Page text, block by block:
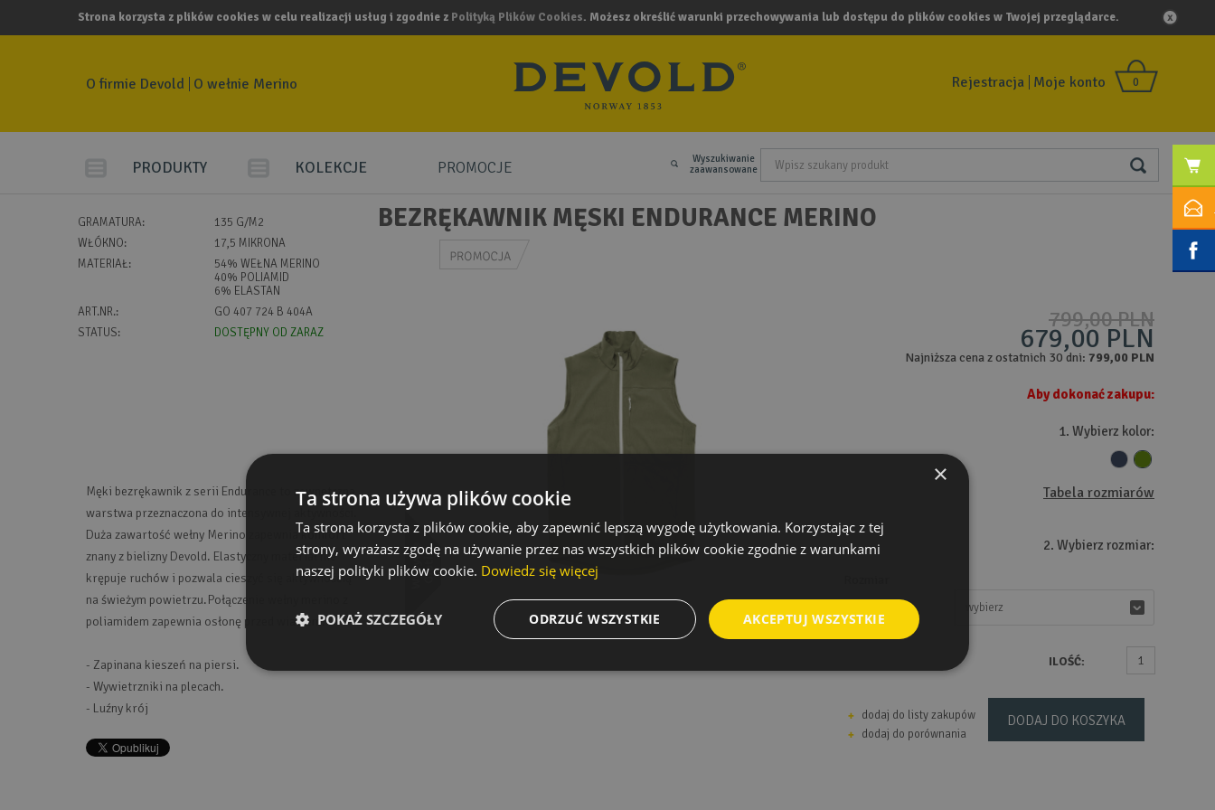
Strona korzysta z plików cookies w celu realizacji usług i zgodnie z Polityką Plików Cookies. Możesz określić warunki przechowywania lub dostępu do plików cookies w Twojej przeglądarce.
0
Rejestracja Moje konto
O firmie Devold O wełnie Merino
PRODUKTY KOLEKCJE PROMOCJE
Wyszukiwanie
zaawansowane
BEZRĘKAWNIK MĘSKI ENDURANCE MERINO
799,00 PLN
679,00 PLN
Najniższa cena z ostatnich 30 dni: 799,00 PLN
Aby dokonać zakupu:
1. Wybierz kolor:
Tabela rozmiarów
2. Wybierz rozmiar:
wybierz
wybierz
ILOŚĆ:
dodaj do listy zakupów
dodaj do porównania
DODAJ DO KOSZYKA
GRAMATURA:
135 G/M2
WŁÓKNO:
17,5 MIKRONA
MATERIAŁ:
54% WEŁNA MERINO
40% POLIAMID
6% ELASTAN
ART.NR.:
GO 407 724 B 404A
STATUS:
DOSTĘPNY OD ZARAZ
Męki bezrękawnik z serii Endurance to zewnętrzna
warstwa przeznaczona do intensywnej aktywności.
Duża zawartość wełny Merino zapewnia komfort
znany z bielizny Devold. Elastyczny materiał nie
krępuje ruchów i pozwala cieszyć się aktywnością
na świeżym powietrzu.Połączenie wełny merino z
poliamidem zapewnia osłonę przed wiatrem.
- Zapinana kieszeń na piersi.
- Wywietrzniki na plecach.
- Luźny krój
×
Ta strona używa plików cookie
Ta strona korzysta z plików cookie, aby zapewnić lepszą wygodę użytkowania. Korzystając z tej
strony, wyrażasz zgodę na używanie przez nas wszystkich plików cookie zgodnie z warunkami
naszej polityki plików cookie. Dowiedz się więcej
AKCEPTUJ WSZYSTKIE
ODRZUĆ WSZYSTKIE
POKAŻ SZCZEGÓŁY